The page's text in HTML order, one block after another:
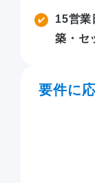
15営業
築・セ
要件に